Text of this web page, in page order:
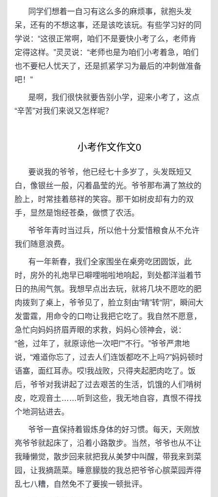
同学们想着一自习有这么多的麻烦事，就抱头发
呆，还有的不想这事，还是该吃该玩。有些学习好的同
学说：“这很正常啊，咱们不是要快小考了么，老师肯
定得这样。”灵灵说：“老师也是为咱们小考着急，咱们
也不要杞人忧天了，还是抓紧学习为最后的冲刺做准备
吧！”
是啊，我们很快就要告别小学，迎来小考了，这点
“辛苦”对我们来说又怎样呢？
小考作文作文0
要说我的爷爷，他已经七十多岁了，头发既短又
白，像银丝一般，闪着晶莹的光。爷爷那布满了煞纹的
脸上，时常挂着慈祥的笑容。那干如树皮却有力的双
手，显然是饱经苍桑，做惯了农活。
爷爷年青时当过兵，所以他十分爱惜粮食从不允许
我们随意浪费。
有一年新春，我们全家围坐在桌旁吃团圆饭，此
时，房外的礼炮早已噼哩啪啦地响起，到处都洋溢着节
日的热闹气氛。我想早点出去玩，就将几块不愿吃的肥
肉拨到了桌上，爷爷见了，脸立刻由“晴”转“阴”，瞬间大
发雷霆，用命令的口吻让我把它吃了。我自然不愿意，
急忙向妈妈挤眉弄眼的求救，妈妈心领神会，说：
“爸，过年了，就原谅他一次吧!”“不行。”爷爷严肃地
说，“难道你忘了，过去人们连饭都吃不上吗?”妈妈顿时
语塞，面红耳赤。哎!我战败，只得夹起肥肉吃了。饭
后，爷爷对我讲起了过去艰苦的生活，饥饿的人们啃树
皮，吃观音土……听到这些，我无地自容，真恨不得找
个地洞钻进去。
爷爷一直保持着锻炼身体的好习惯。每天，天刚放
亮爷爷就起床了，沿着小路散步。当然，爷爷也从不让
我睡懒觉，散步回来就把我从美梦中叫醒，带我来到菜
园，让我摘蔬菜。睡意朦胧的我总把爷爷心膑菜园弄得
乱七八糟，自然免不了要挨一顿批评。